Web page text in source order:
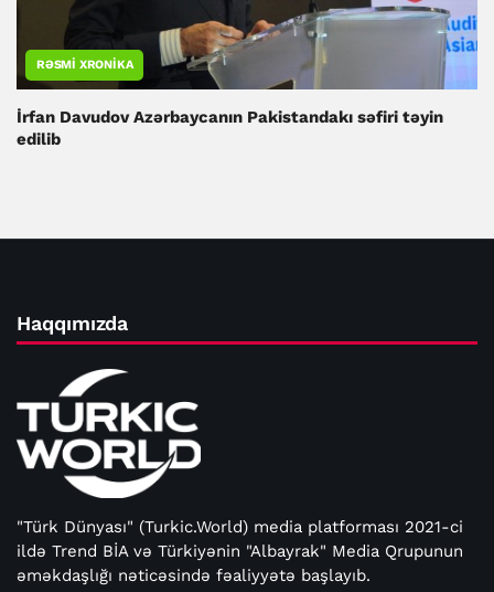
RƏSMI XRONIKA
İrfan Davudov Azərbaycanın Pakistandakı səfiri təyin
edilib
Haqqımızda
"Türk Dünyası" (Turkic.World) media platforması 2021-ci
ildə Trend BİA və Türkiyənin "Albayrak" Media Qrupunun
əməkdaşlığı nəticəsində fəaliyyətə başlayıb.